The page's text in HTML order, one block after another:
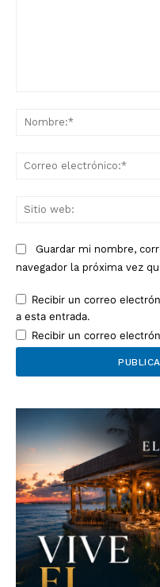
Guardar mi nombre,
navegador la próxima vez
Recibir un correo
a esta entrada.
Recibir un correo